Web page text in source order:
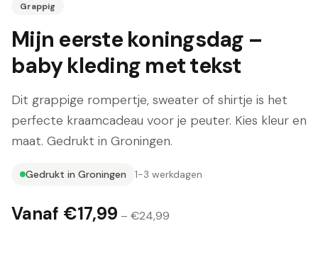
Grappig
Mijn eerste koningsdag –
baby kleding met tekst
Dit grappige rompertje, sweater of shirtje is het
perfecte kraamcadeau voor je peuter. Kies kleur en
maat. Gedrukt in Groningen.
Gedrukt in Groningen 1-3 werkdagen
Vanaf €17,99 – €24,99